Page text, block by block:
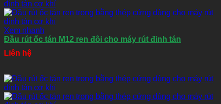
Xem nhanh
Đầu rút ốc tán M12 ren đôi cho máy rút đinh tán
Liên hệ